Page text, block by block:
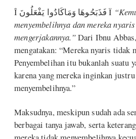
Î فَذَبَحُوهَا وَمَاكَادُوا يَفْعَلُونَ Ï
menyembelihnya dan mereka
mengerjakannya.”Dari Ibnu
mengatakan: “Mereka nyaris tidak
Penyembelihan itu bukanlah suatu
karena yang mereka inginkan
menyembelihnya.”
Maksudnya, meskipun sudah ada
berbagai tanya jawab, serta